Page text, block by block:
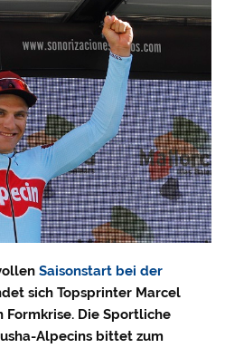
Saisonstart bei der
sich Topsprinter Marcel
Die Sportliche
Alpecins bittet zum